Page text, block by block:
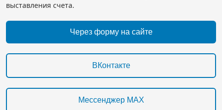
выставления счета.
Через форму на сайте
ВКонтакте
Мессенджер MAX